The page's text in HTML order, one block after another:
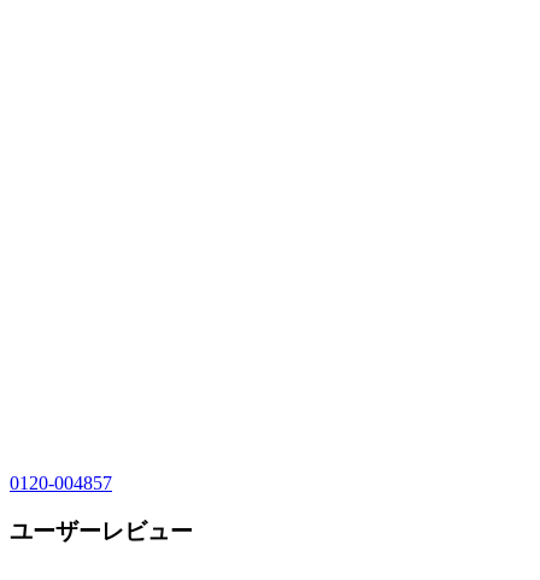
0120-004857
ユーザーレビュー